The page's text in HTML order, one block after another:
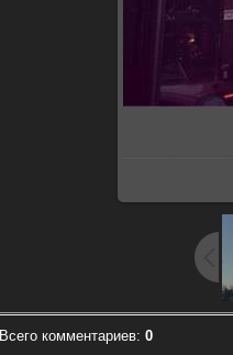
Всего комментариев: 0